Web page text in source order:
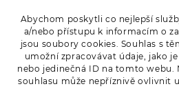
Abychom poskytli co nejlepší
a/nebo přístupu k informacím o
jsou soubory cookies. Souhlas s
umožní zpracovávat údaje, jako
nebo jedinečná ID na tomto webu.
souhlasu může nepříznivě ovlivnit
Pour les